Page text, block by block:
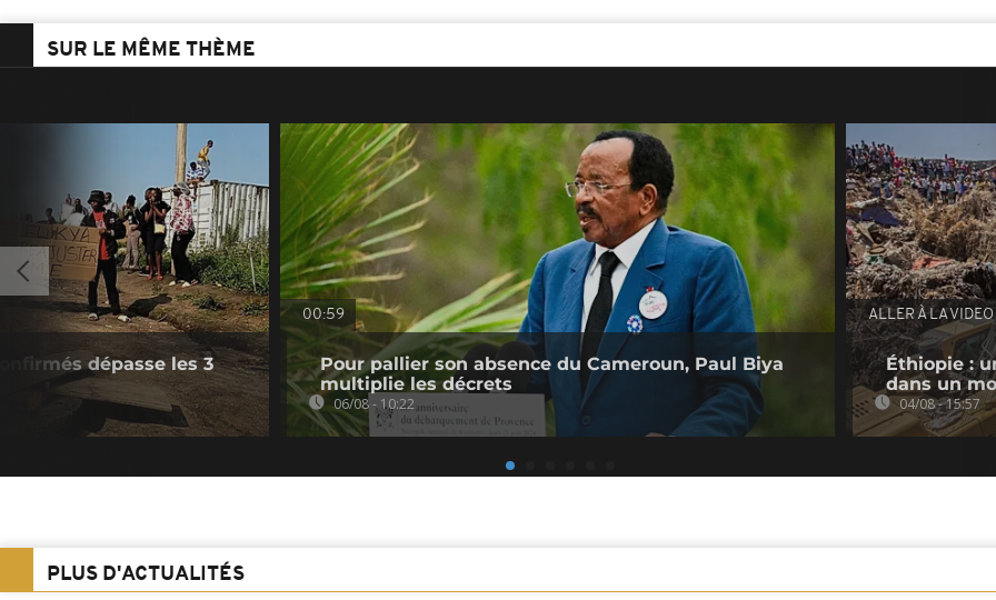
SUR LE MÊME THÈME
dépasse les 3
00:59
Pour pallier son absence du Cameroun, Paul Biya
multiplie les décrets
06/08 - 10:22
ALLER À LA VIDEO
Éthiopie :
dans un
04/08 - 15:57
PLUS D'ACTUALITÉS